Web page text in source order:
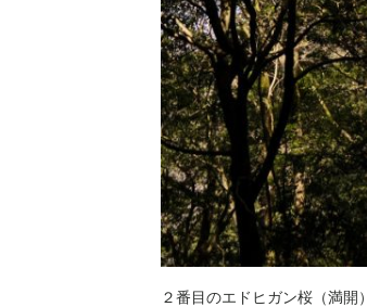
２番目のエドヒガン桜（満開）